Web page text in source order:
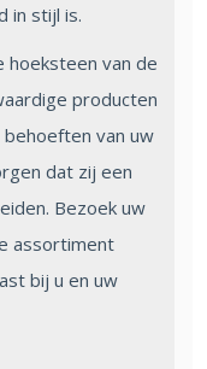
in stijl is.
hoeksteen van de
producten
van uw
dat zij een
Bezoek uw
assortiment
bij u en uw